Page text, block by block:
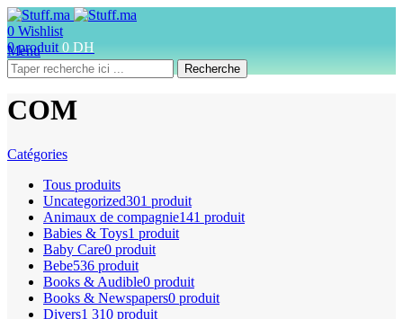
0 Wishlist
0produit 0 DH
Menu
Recherche
COM
Catégories
Tous produits
Uncategorized301 produit
Animaux de compagnie141 produit
Babies & Toys1 produit
Baby Care0 produit
Bebe536 produit
Books & Audible0 produit
Books & Newspapers0 produit
Divers1 310 produit